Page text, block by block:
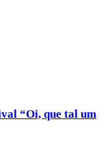
“Oi, que tal um